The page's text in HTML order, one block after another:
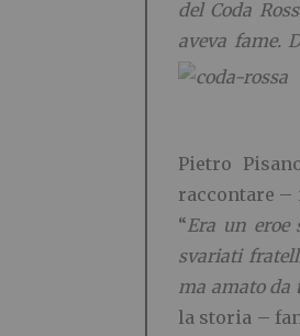
del Coda
aveva fame.
Pietro
raccontare –
“Era un eroe
svariati
ma amato da
la storia –